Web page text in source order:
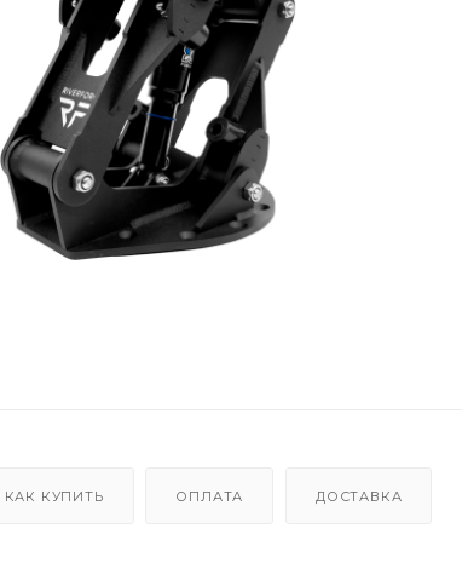
КАК КУПИТЬ ОПЛАТА ДОСТАВКА